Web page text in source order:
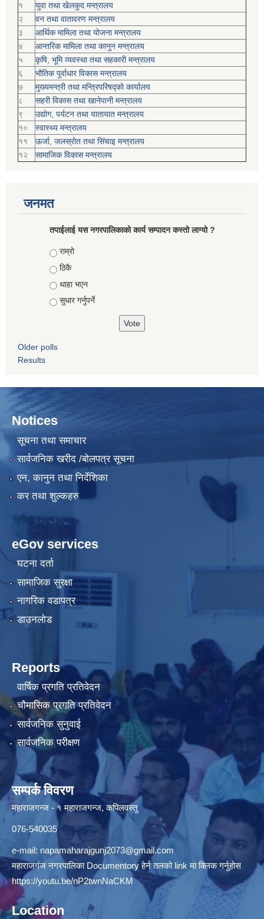
१
युवा तथा खेलकुद मन्त्रालय
२
वन तथा वातावरण मन्त्रालय
३
आर्थिक मामिला तथा योजना मन्त्रालय
४
आन्तरिक मामिला तथा कानुन मन्त्रालय
५
कृषि, भूमि व्यवस्था तथा सहकारी मन्त्रालय
६
भौतिक पूर्वाधार विकास मन्त्रालय
७
मुख्यमन्त्री तथा मन्त्रिपरिषद्को कार्यालय
८
सहरी विकास तथा खानेपानी मन्त्रालय
९
उद्योग, पर्यटन तथा यातायात मन्त्रालय
१०
स्वास्थ्य मन्त्रालय
११
ऊर्जा, जलस्रोत तथा सिंचाइ मन्त्रालय
१२
सामाजिक विकास मन्‍‍त्रालय
जनमत
तपाईलाई यस नगरपालिकाको कार्य सम्पादन कस्तो लाग्यो ?
Choices
राम्रो
ठिकै
थाहा भएन
सुधार गर्नुपर्ने
Older polls
Results
Notices
सूचना तथा समाचार
सार्वजनिक खरीद /बोलपत्र सूचना
एन, कानुन तथा निर्देशिका
कर तथा शुल्कहरु
eGov services
घटना दर्ता
सामाजिक सुरक्षा
नागरिक वडापत्र
डाउनलोड
Reports
वार्षिक प्रगति प्रतिवेदन
चौमासिक प्रगति प्रतिवेदन
सार्वजनिक सुनुवाई
सार्वजनिक परीक्षण
सम्पर्क विवरण
महाराजगन्ज - १ महाराजगन्ज, कपिलवस्तु
076-540035
e-mail: napamaharajgunj2073@gmail.com
महाराजगंज नगरपालिका Documentory हेर्न तलको link मा क्लिक गर्नुहोस
https://youtu.be/nP2twnNaCKM
Location